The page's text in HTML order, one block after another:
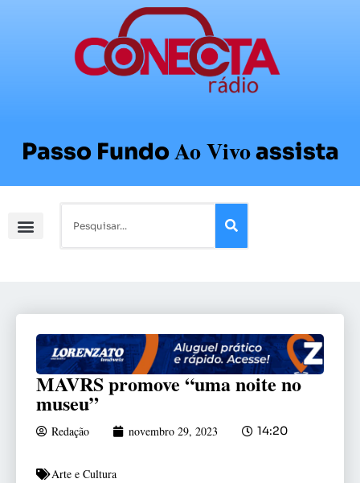
Passo FundoAo Vivoassista
MAVRS promove “uma noite no
museu”
Redação novembro 29, 2023 14:20
Arte e Cultura